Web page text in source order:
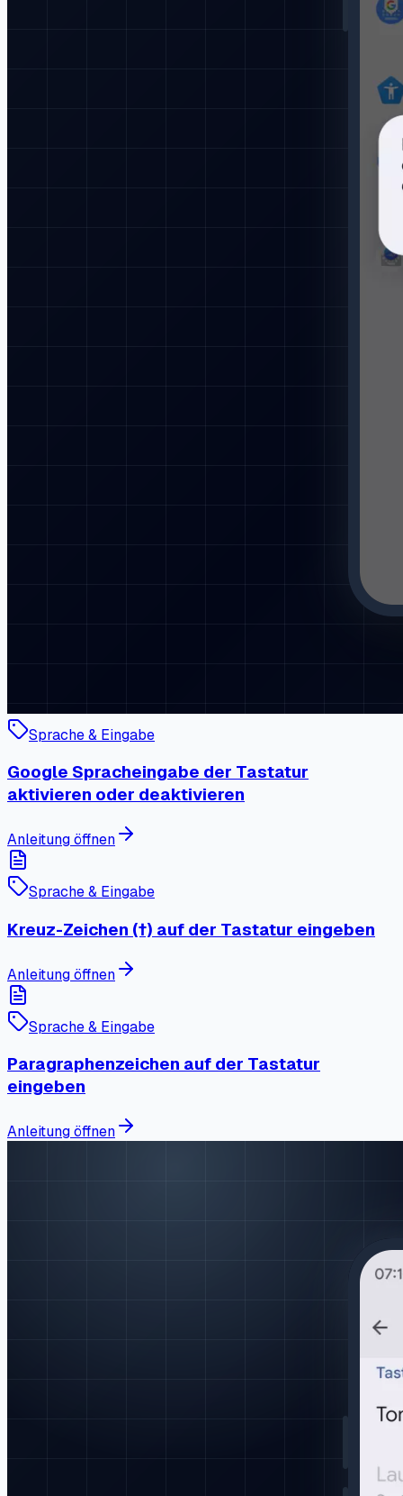
Sprache & Eingabe
Google Spracheingabe der Tastatur
aktivieren oder deaktivieren
Anleitung öffnen
Sprache & Eingabe
Kreuz-Zeichen (†) auf der Tastatur eingeben
Anleitung öffnen
Sprache & Eingabe
Paragraphenzeichen auf der Tastatur
eingeben
Anleitung öffnen